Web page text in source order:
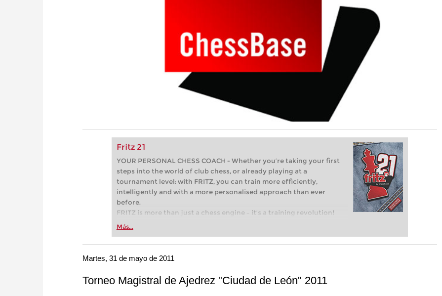
Fritz 21
YOUR PERSONAL CHESS COACH - Whether you’re taking your first
steps into the world of club chess, or already playing at a
tournament level: with FRITZ, you can train more efficiently,
intelligently and with a more personalised approach than ever
before.
FRITZ is more than just a chess engine – it’s a training revolution!
Whether you’re taking your first steps into the world of club chess,
more efficiently, intelligently and with a more personalised
approach than ever before.
Más...
Martes, 31 de mayo de 2011
Torneo Magistral de Ajedrez "Ciudad de León" 2011